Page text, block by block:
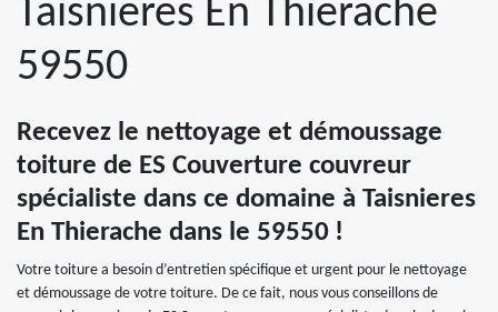
Taisnieres En Thierache
59550
Recevez le nettoyage et démoussage
toiture de ES Couverture couvreur
spécialiste dans ce domaine à Taisnieres
En Thierache dans le 59550 !
Votre toiture a besoin d’entretien spécifique et urgent pour le nettoyage
et démoussage de votre toiture. De ce fait, nous vous conseillons de